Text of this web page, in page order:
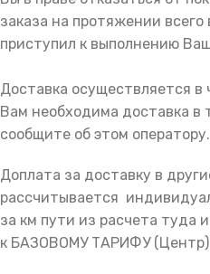
заказа на протяжении
приступил к выполнению
Доставка осуществляется в
Вам необходима доставка в
сообщите об этом оператору.
Доплата за доставку в
рассчитывается
за км пути из расчета туда
к БАЗОВОМУ ТАРИФУ